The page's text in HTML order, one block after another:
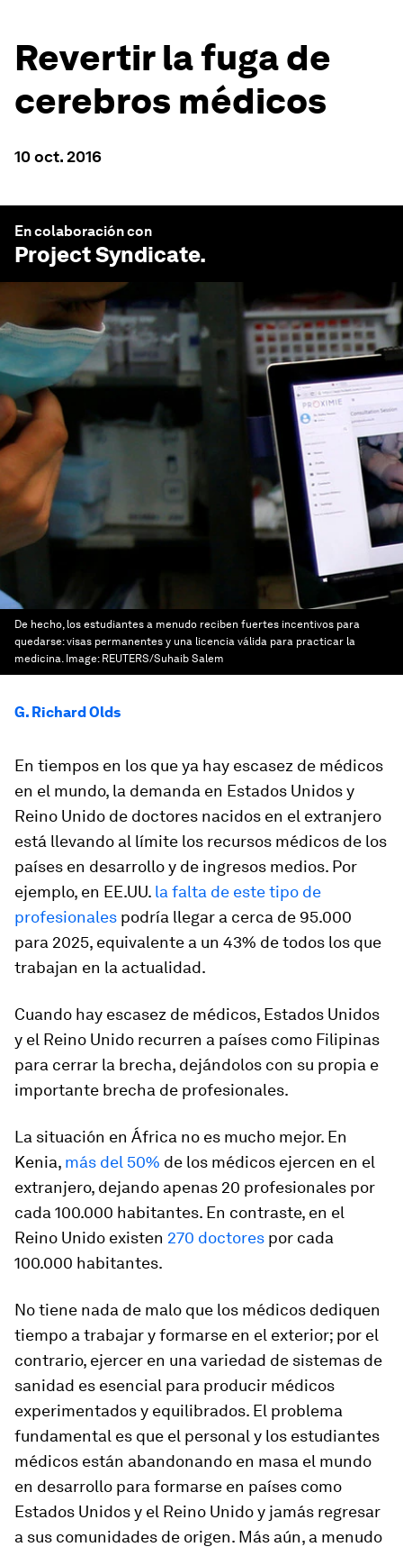
Revertir la fuga de
cerebros médicos
10 oct. 2016
En colaboración con
Project Syndicate.
De hecho, los estudiantes a menudo reciben fuertes incentivos para
quedarse: visas permanentes y una licencia válida para practicar la
medicina. Image: REUTERS/Suhaib Salem
G. Richard Olds
En tiempos en los que ya hay escasez de médicos
en el mundo, la demanda en Estados Unidos y
Reino Unido de doctores nacidos en el extranjero
está llevando al límite los recursos médicos de los
países en desarrollo y de ingresos medios. Por
ejemplo, en EE.UU. la falta de este tipo de
profesionales podría llegar a cerca de 95.000
para 2025, equivalente a un 43% de todos los que
trabajan en la actualidad.
Cuando hay escasez de médicos, Estados Unidos
y el Reino Unido recurren a países como Filipinas
para cerrar la brecha, dejándolos con su propia e
importante brecha de profesionales.
La situación en África no es mucho mejor. En
Kenia, más del 50% de los médicos ejercen en el
extranjero, dejando apenas 20 profesionales por
cada 100.000 habitantes. En contraste, en el
Reino Unido existen 270 doctores por cada
100.000 habitantes.
No tiene nada de malo que los médicos dediquen
tiempo a trabajar y formarse en el exterior; por el
contrario, ejercer en una variedad de sistemas de
sanidad es esencial para producir médicos
experimentados y equilibrados. El problema
fundamental es que el personal y los estudiantes
médicos están abandonando en masa el mundo
en desarrollo para formarse en países como
Estados Unidos y el Reino Unido y jamás regresar
a sus comunidades de origen. Más aún, a menudo